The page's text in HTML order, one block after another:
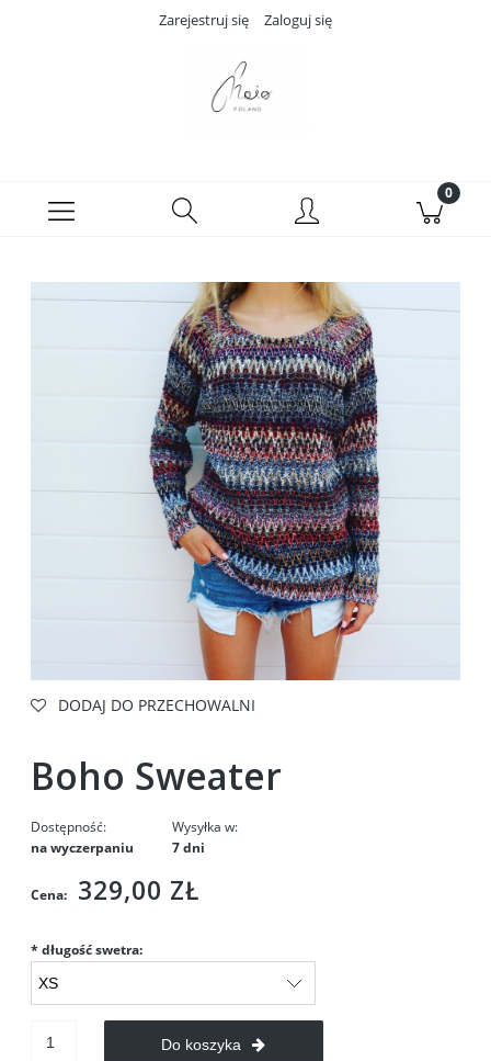
Zarejestruj się Zaloguj się
DODAJ DO PRZECHOWALNI
Boho Sweater
Dostępność:
na wyczerpaniu
Wysyłka w:
7 dni
Cena: 329,00 ZŁ
* długość swetra:
Do koszyka